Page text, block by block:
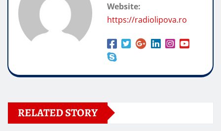
Website:
https://radiolipova.ro
RELATED STORY